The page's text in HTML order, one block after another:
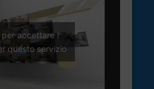
per accettare i
questo servizio